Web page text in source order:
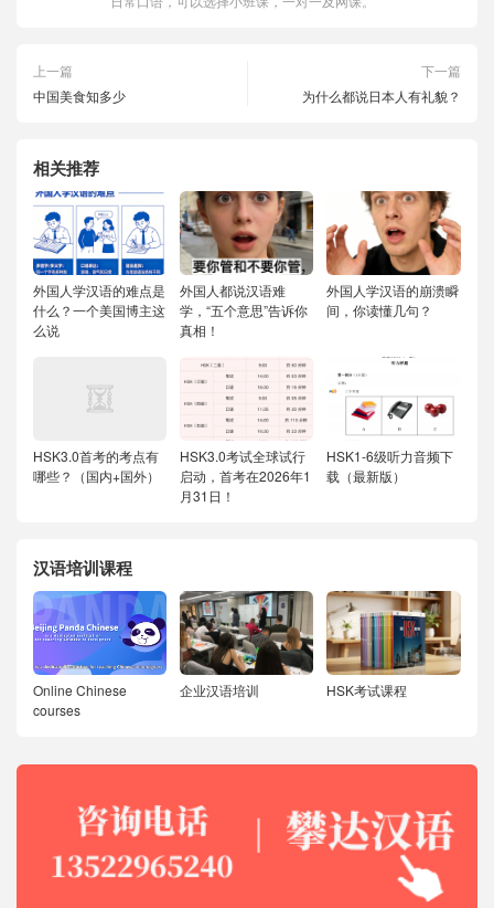
上一篇
中国美食知多少
下一篇
为什么都说日本人有礼貌？
相关推荐
外国人学汉语的难点是
什么？一个美国博主这
么说
外国人都说汉语难
学，“五个意思”告诉你
真相！
外国人学汉语的崩溃瞬
间，你读懂几句？
HSK3.0首考的考点有
哪些？（国内+国外）
HSK3.0考试全球试行
启动，首考在2026年1
月31日！
HSK1-6级听力音频下
载（最新版）
汉语培训课程
Online Chinese
courses
企业汉语培训 HSK考试课程